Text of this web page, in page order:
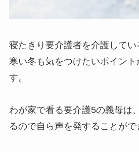
寝たきり要介護者を介護してい
寒い冬も気をつけたいポイント
す。
わが家で看る要介護5の義母は
るので自ら声を発することがで